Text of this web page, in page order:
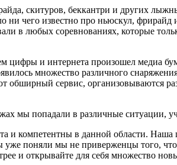
скитуров, беккантри и других
ни чего известно про ньюскул,
в любых соревнованиях, которые
цифры и интернета произошел медиа
множество различного
сервис, организовываются
мы попадали в различные
и компетентны в данной области. Наша
поняли мы не приверженцы того, что
и открывайте для себя множество